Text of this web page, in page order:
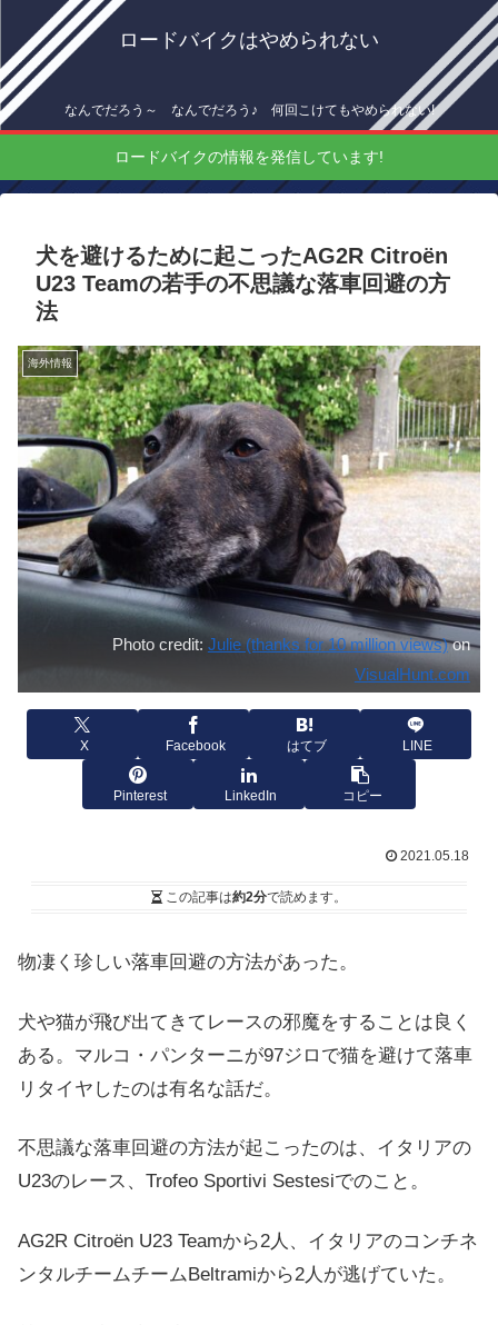
ロードバイクはやめられない
なんでだろう～ なんでだろう♪ 何回こけてもやめられない!
ロードバイクの情報を発信しています!
犬を避けるために起こったAG2R Citroën
U23 Teamの若手の不思議な落車回避の方
法
海外情報
Photo credit: Julie (thanks for 10 million views)on
VisualHunt.com
X Facebook はてブ LINE
Pinterest LinkedIn コピー
2021.05.18
この記事は約2分で読めます。
物凄く珍しい落車回避の方法があった。
犬や猫が飛び出てきてレースの邪魔をすることは良く
ある。マルコ・パンターニが97ジロで猫を避けて落車
リタイヤしたのは有名な話だ。
不思議な落車回避の方法が起こったのは、イタリアの
U23のレース、Trofeo Sportivi Sestesiでのこと。
AG2R Citroën U23 Teamから2人、イタリアのコンチネ
ンタルチームチームBeltramiから2人が逃げていた。